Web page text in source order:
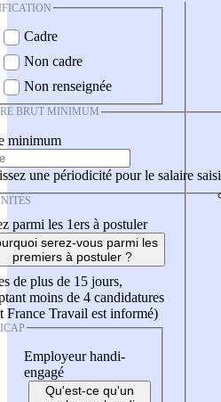
Cadre
Non cadre
Non renseignée
BRUT MINIMUM
minimum
une périodicité pour le salaire saisi
parmi les 1ers à postuler
serez-vous parmi les
premiers à postuler ?
de plus de 15 jours,
moins de 4 candidatures
France Travail est informé)
Employeur handi-
engagé
Qu'est-ce qu'un